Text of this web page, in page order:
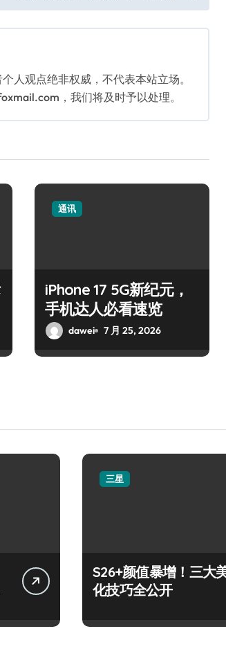
人观点绝非权威，不代表本站立场。
，我们将及时予以处理。
通讯
iPhone 17 5G新纪元，
手机达人必看速览
dawei 7 月 25, 2026
三星
S26+颜值暴增！三大
化技巧全公开